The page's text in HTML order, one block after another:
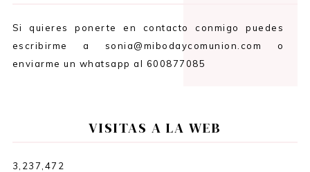
Si quieres ponerte en contacto conmigo puedes
escribirme a sonia@mibodaycomunion.com o
enviarme un whatsapp al 600877085
VISITAS A LA WEB
3,237,472